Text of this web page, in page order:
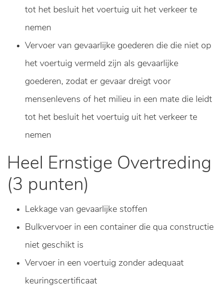
tot het besluit het voertuig uit het verkeer te
nemen
Vervoer van gevaarlijke goederen die die niet op
het voertuig vermeld zijn als gevaarlijke
goederen, zodat er gevaar dreigt voor
mensenlevens of het milieu in een mate die leidt
tot het besluit het voertuig uit het verkeer te
nemen
Heel Ernstige Overtreding
(3 punten)
Lekkage van gevaarlijke stoffen
Bulkvervoer in een container die qua constructie
niet geschikt is
Vervoer in een voertuig zonder adequaat
keuringscertificaat